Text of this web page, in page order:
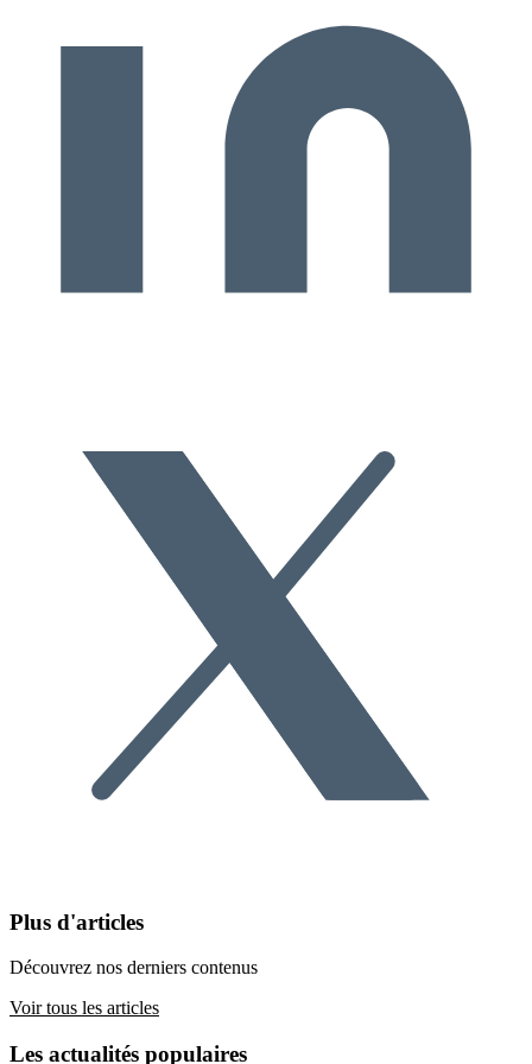
Plus d'articles
Découvrez nos derniers contenus
Voir tous les articles
Les actualités populaires